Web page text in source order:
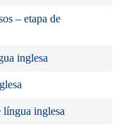
– etapa de
inglesa
língua inglesa